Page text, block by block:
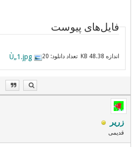
فایل‌های پیوست
Ù„1.jpg اندازه 48.38 KB تعداد دانلود: 20
زریر
قدیمی